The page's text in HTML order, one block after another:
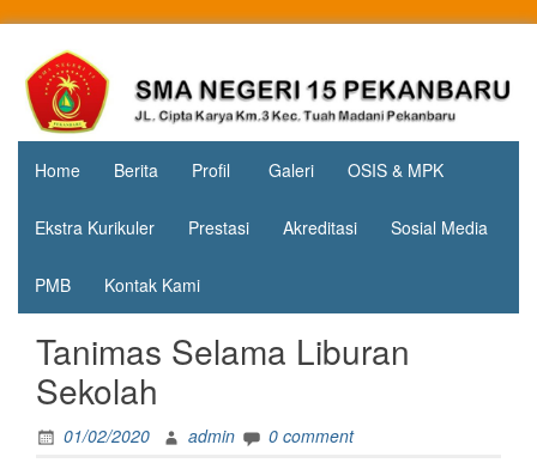
contentSMA
Negeri 15
Pekanbaru
Jl. Cipta
Karya
KM.3, Kec.
Tuah
Madani,
Home Berita Profil Galeri OSIS & MPK
Ekstra Kurikuler Prestasi Akreditasi Sosial Media
PMB Kontak Kami
Tanimas Selama Liburan
Sekolah
01/02/2020 admin
0 comment